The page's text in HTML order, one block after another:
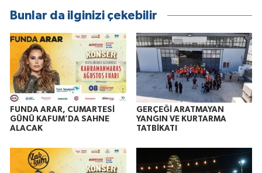
Bunlar da ilginizi çekebilir
FUNDA ARAR, CUMARTESİ
GÜNÜ KAFUM’DA SAHNE
ALACAK
GERÇEĞİ ARATMAYAN
YANGIN VE KURTARMA
TATBİKATI